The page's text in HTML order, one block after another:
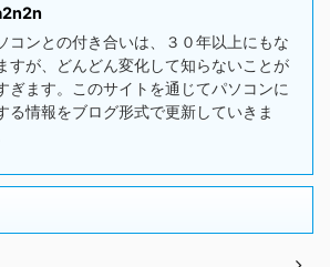
コンとの付き合いは、３０年以上にもな
すが、どんどん変化して知らないことが
ぎます。このサイトを通じてパソコンに
る情報をブログ形式で更新していきま